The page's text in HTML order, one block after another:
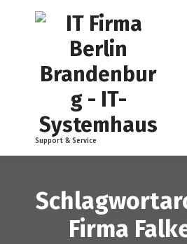
Support & Service
Firma